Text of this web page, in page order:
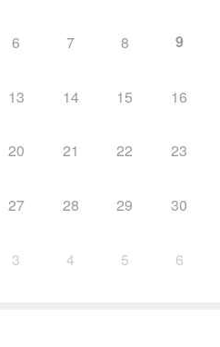
6 7 8 9
13 14 15 16
20 21 22 23
27 28 29 30
3 4 5 6